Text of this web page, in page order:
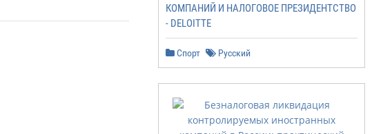
КОМПАНИЙ И НАЛОГОВОЕ ПРЕЗИДЕНТСТВО
- DELOITTE
Спорт Русский